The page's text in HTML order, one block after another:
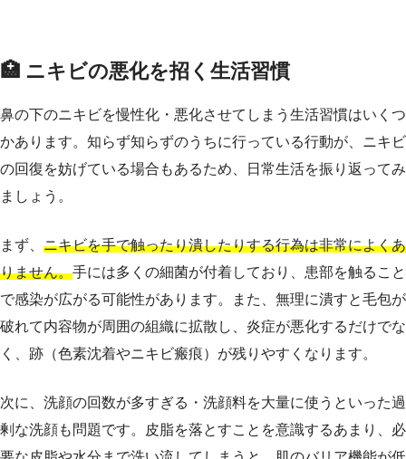
🏥 ニキビの悪化を招く生活習慣
鼻の下のニキビを慢性化・悪化させてしまう生活習慣はいくつ
かあります。知らず知らずのうちに行っている行動が、ニキビ
の回復を妨げている場合もあるため、日常生活を振り返ってみ
ましょう。
まず、 ニキビを手で触ったり潰したりする行為は非常によくあ
りません。手には多くの細菌が付着しており、患部を触ること
で感染が広がる可能性があります。また、無理に潰すと毛包が
破れて内容物が周囲の組織に拡散し、炎症が悪化するだけでな
く、跡（色素沈着やニキビ瘢痕）が残りやすくなります。
次に、洗顔の回数が多すぎる・洗顔料を大量に使うといった過
剰な洗顔も問題です。皮脂を落とすことを意識するあまり、必